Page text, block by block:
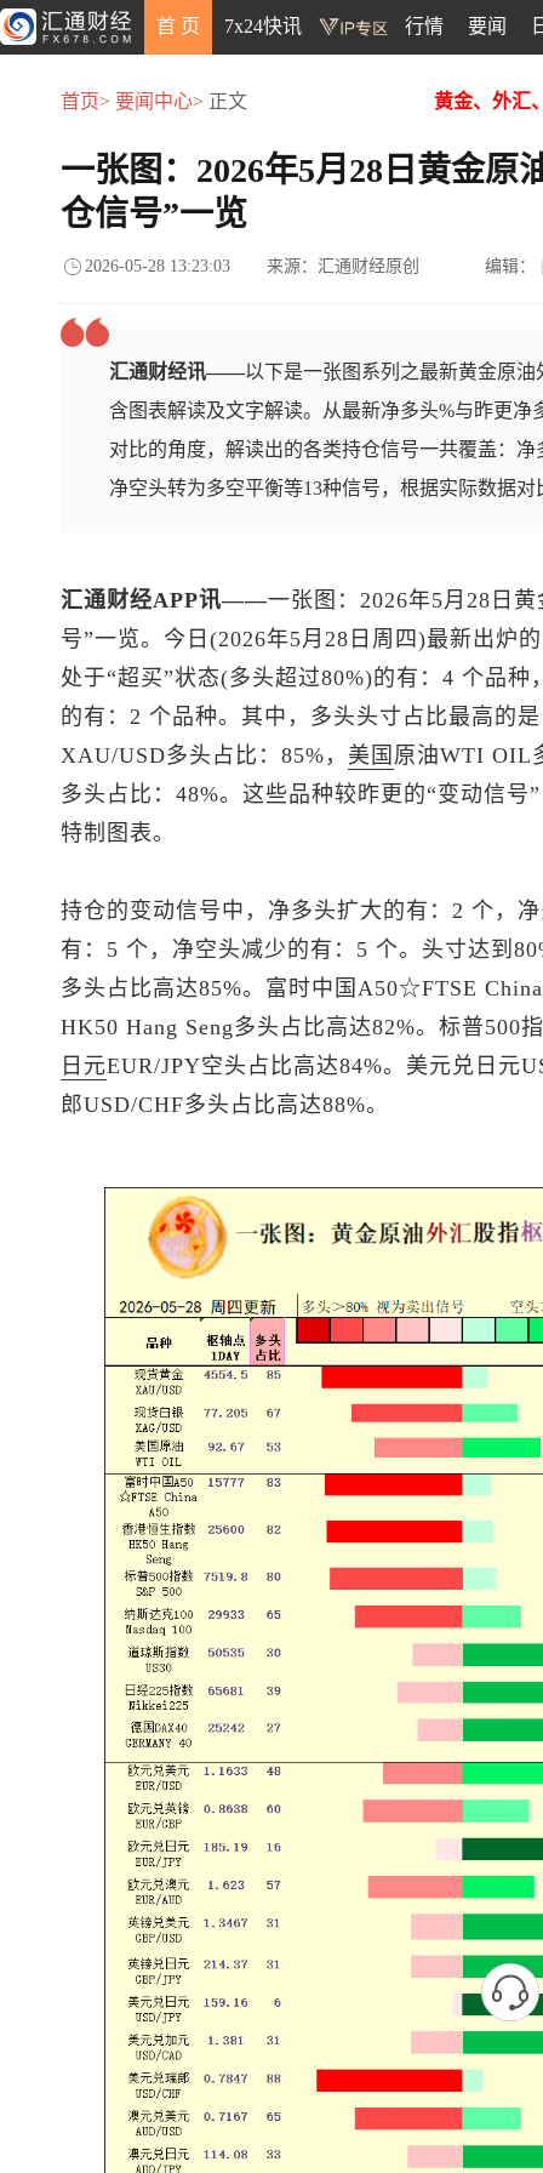
首 页 7x24快讯 行情 要闻
首页> 要闻中心> 正文 黄金、外汇
一张图：2026年5月28日黄金原
仓信号”一览
2026-05-28 13:23:03 来源：汇通财经原创 编辑：
汇通财经讯——以下是一张图系列之最新黄金原
含图表解读及文字解读。从最新净多头%与昨更
对比的角度，解读出的各类持仓信号一共覆盖：
净空头转为多空平衡等13种信号，根据实际数据
汇通财经APP讯——一张图：2026年5月28日黄
号”一览。今日(2026年5月28日周四)最新出炉
处于“超买”状态(多头超过80%)的有：4 个品
的有：2 个品种。其中，多头头寸占比最高的
XAU/USD多头占比：85%， 美国 原油WTI OIL
多头占比：48%。这些品种较昨更的“变动信
特制图表。
持仓的变动信号中，净多头扩大的有：2 个，
有：5 个，净空头减少的有：5 个。头寸达到
多头占比高达85%。富时中国A50☆FTSE
HK50 Hang Seng多头占比高达82%。 标普500
日元EUR/JPY空头占比高达84%。 美元兑日元
郎USD/CHF多头占比高达88%。